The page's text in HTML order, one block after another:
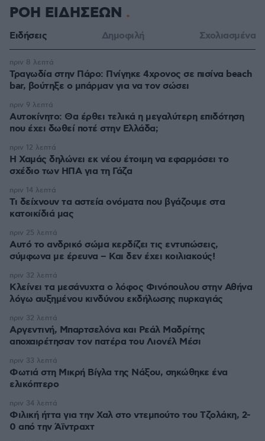
ΡΟΗ ΕΙΔΗΣΕΩΝ
Ειδήσεις Δημοφιλή Σχολιασμένα
Τραγωδία στην Πάρο: Πνίγηκε 4χρονος σε πισίνα beach
bar, βούτηξε ο μπάρμαν για να τον σώσει
πριν 8 λεπτά
Αυτοκίνητο: Θα έρθει τελικά η μεγαλύτερη επιδότηση
που έχει δωθεί ποτέ στην Ελλάδα;
πριν 9 λεπτά
Η Χαμάς δηλώνει εκ νέου έτοιμη να εφαρμόσει το
σχέδιο των ΗΠΑ για τη Γάζα
πριν 12 λεπτά
Τι δείχνουν τα αστεία ονόματα που βγάζουμε στα
κατοικίδιά μας
πριν 14 λεπτά
Αυτό το ανδρικό σώμα κερδίζει τις εντυπώσεις,
σύμφωνα με έρευνα – Και δεν έχει κοιλιακούς!
πριν 25 λεπτά
Κλείνει τα μεσάνυχτα ο λόφος Φινόπουλου στην Αθήνα
λόγω αυξημένου κινδύνου εκδήλωσης πυρκαγιάς
πριν 32 λεπτά
Αργεντινή, Μπαρτσελόνα και Ρεάλ Μαδρίτης
αποχαιρέτησαν τον πατέρα του Λιονέλ Μέσι
πριν 32 λεπτά
Φωτιά στη Μικρή Βίγλα της Νάξου, σηκώθηκε ένα
ελικόπτερο
πριν 33 λεπτά
Φιλική ήττα για την Χαλ στο ντεμπούτο του Τζολάκη, 2-
0 από την Άϊντραχτ
πριν 34 λεπτά